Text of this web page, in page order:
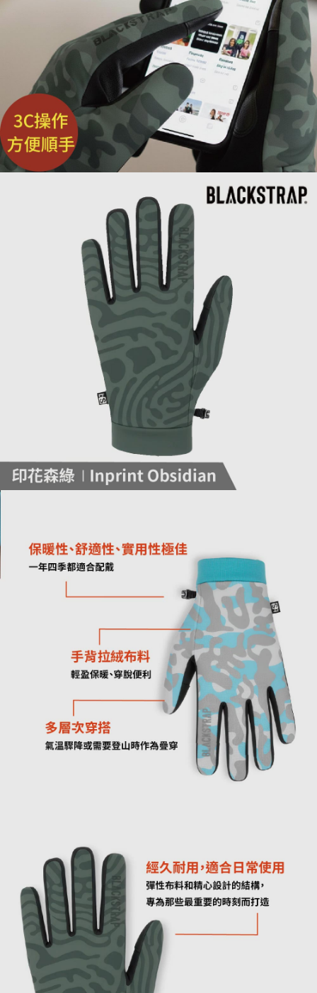
４．使用「AFTEE先享後付」時，將依據個別帳號之用戶狀況，依本公司即
時審查核予不同之上限額度；若仍有額度不足之情形，本公司將視審查結果
請求用戶進行身份認證。
５．嚴禁一人註冊多個帳號或使用他人資訊註冊。若發現惡意使用之情形，
恩沛科技股份有限公司將有權停止該用戶之使用額度並採取法律行動。